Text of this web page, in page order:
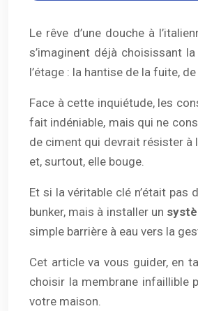
Le rêve d’une douche à
s’imaginent déjà choisissant
l’étage : la hantise de la fuite,
Face à cette inquiétude, les
fait indéniable, mais qui ne
de ciment qui devrait résister à
et, surtout, elle bouge.
Et si la véritable clé n’était
bunker, mais à installer un
simple barrière à eau vers la
Cet article va vous guider, en
choisir la membrane infaillible
votre maison.